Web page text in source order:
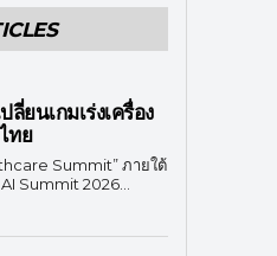
ยนเกมเร่งเครื่อง
ทย
Summit” ภายใต้
Summit 2026...